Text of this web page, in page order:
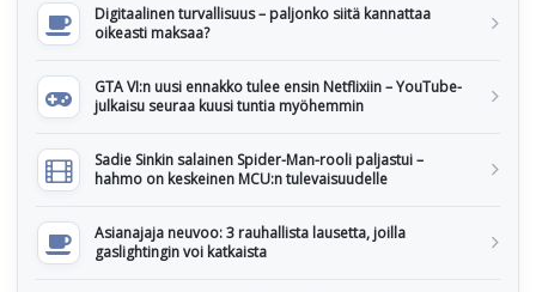
Digitaalinen turvallisuus – paljonko siitä kannattaa
oikeasti maksaa?
GTA VI:n uusi ennakko tulee ensin Netflixiin – YouTube-
julkaisu seuraa kuusi tuntia myöhemmin
Sadie Sinkin salainen Spider-Man-rooli paljastui –
hahmo on keskeinen MCU:n tulevaisuudelle
Asianajaja neuvoo: 3 rauhallista lausetta, joilla
gaslightingin voi katkaista